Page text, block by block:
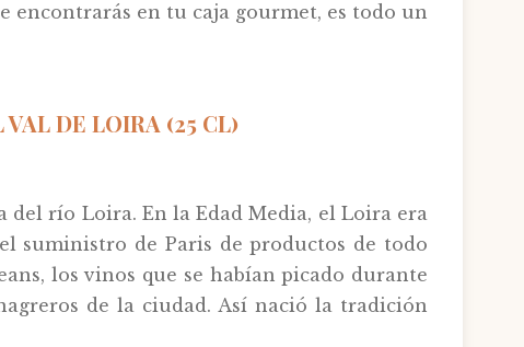
encontrarás en tu caja gourmet, es todo un
VAL DE LOIRA (25 CL)
río Loira. En la Edad Media, el Loira era
suministro de Paris de productos de todo
los vinos que se habían picado durante
de la ciudad. Así nació la tradición